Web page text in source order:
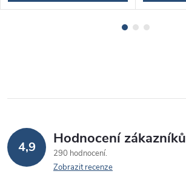
4,9 Hodnocení zákazníků
290 hodnocení
Zobrazit recenze